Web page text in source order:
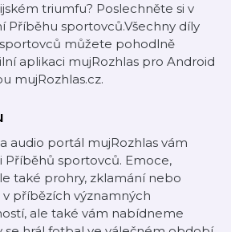
triumfu? Poslechněte si v
Příběhu sportovců.Všechny díly
můžete pohodlně
aplikaci mujRozhlas pro Android
mujRozhlas.cz.
audio portál mujRozhlas vám
Příběhů sportovců. Emoce,
také prohry, zklamání nebo
v příbězích významných
ale také vám nabídneme